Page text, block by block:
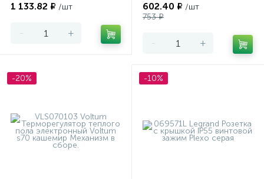
1 133.82 ₽ /шт
- +
602.40 ₽ /шт
753 ₽
- +
-20% -10%